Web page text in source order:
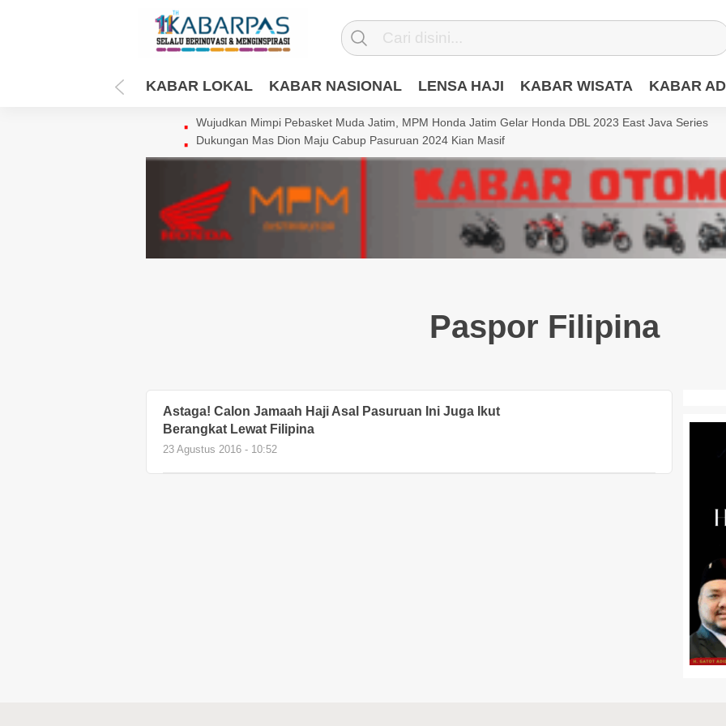
KABAR LOKAL KABAR NASIONAL LENSA HAJI KABAR WISATA KABAR
Wujudkan Mimpi Pebasket Muda Jatim, MPM Honda Jatim Gelar Honda DBL 2023 East Java Series
Dukungan Mas Dion Maju Cabup Pasuruan 2024 Kian Masif
Paspor Filipina
Astaga! Calon Jamaah Haji Asal Pasuruan Ini Juga Ikut
Berangkat Lewat Filipina
23 Agustus 2016 - 10:52